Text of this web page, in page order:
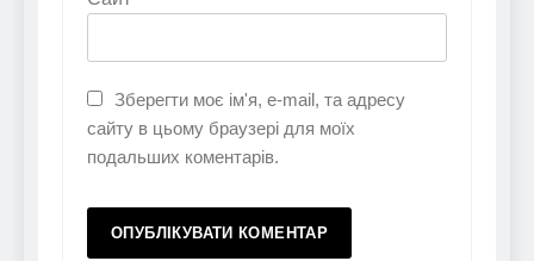
Зберегти моє ім'я, e-mail, та адресу
сайту в цьому браузері для моїх
подальших коментарів.